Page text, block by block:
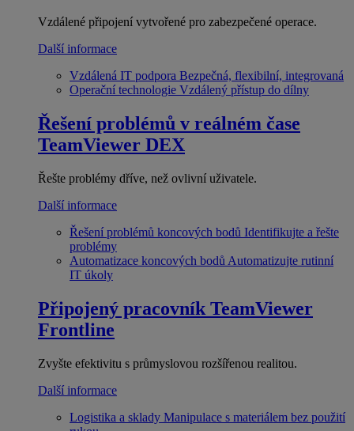
Vzdálené připojení vytvořené pro zabezpečené operace.
Další informace
Vzdálená IT podpora Bezpečná, flexibilní, integrovaná
Operační technologie Vzdálený přístup do dílny
Řešení problémů v reálném čase
TeamViewer DEX
Řešte problémy dříve, než ovlivní uživatele.
Další informace
Řešení problémů koncových bodů Identifikujte a řešte
problémy
Automatizace koncových bodů Automatizujte rutinní
IT úkoly
Připojený pracovník TeamViewer
Frontline
Zvyšte efektivitu s průmyslovou rozšířenou realitou.
Další informace
Logistika a sklady Manipulace s materiálem bez použití